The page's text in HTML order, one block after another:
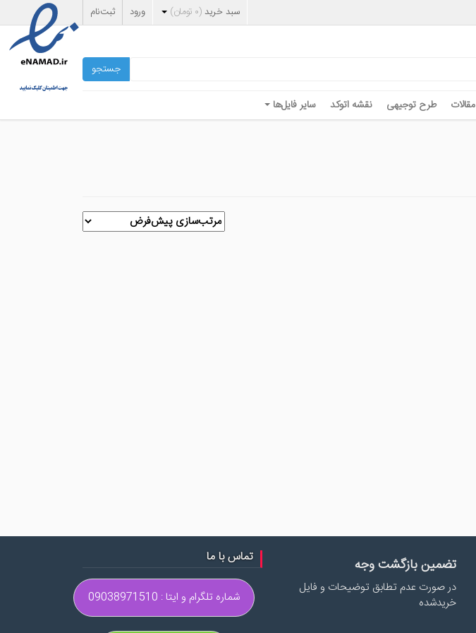
سبد خرید (۰ تومان) ورود ثبت‌نام
جستجو
مقالات طرح توجیهی نقشه اتوکد سایر فایل‌ها
تضمین بازگشت وجه
در صورت عدم تطابق توضیحات و فایل
خریدشده
تماس با ما
شماره تلگرام و ایتا : 09038971510